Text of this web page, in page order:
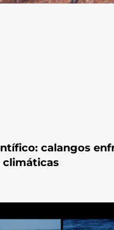
calangos
climáticas